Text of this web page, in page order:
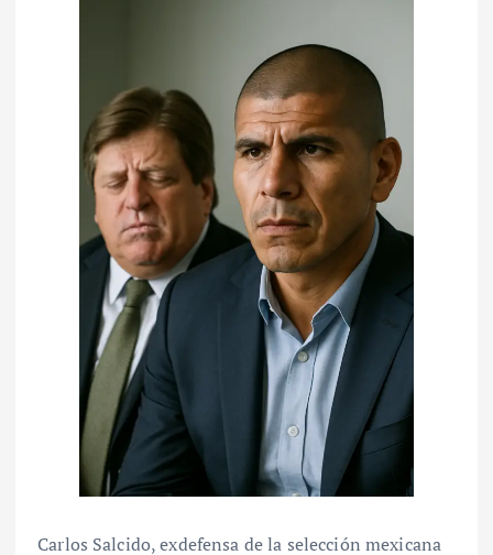
Carlos Salcido, exdefensa de la selección mexicana